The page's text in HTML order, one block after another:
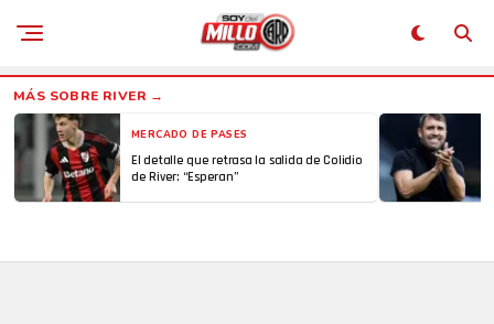
MERCADO DE PASES
El detalle que retrasa la salida de Colidio
de River: “Esperan”